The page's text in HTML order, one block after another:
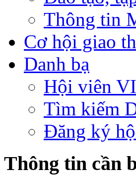
Thông tin
Cơ hội giao
Danh bạ
Hội viên
Tìm kiếm
Đăng ký
Thông tin cần